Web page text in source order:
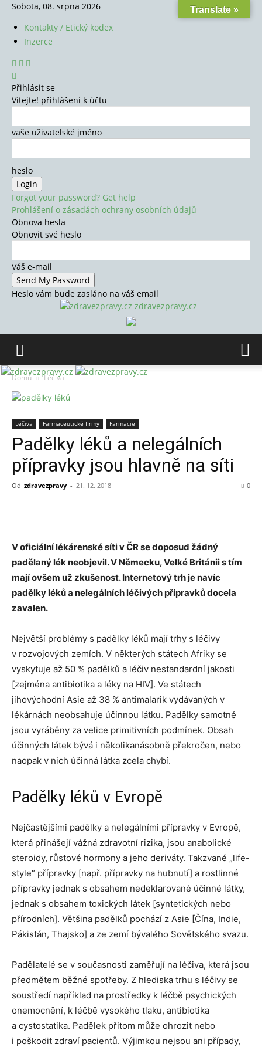
Sobota, 08. srpna 2026
Kontakty / Etický kodex
Inzerce
Přihlásit se
Vítejte! přihlášení k účtu
vaše uživatelské jméno
heslo
Forgot your password? Get help
Prohlášení o zásadách ochrany osobních údajů
Obnova hesla
Obnovit své heslo
Váš e-mail
Heslo vám bude zasláno na váš email
zdravezpravy.cz
Domů Léčiva
Léčiva Farmaceutické firmy Farmacie
Padělky léků a nelegálních
přípravky jsou hlavně na síti
Od zdravezpravy - 21. 12. 2018 0
V oficiální lékárenské síti v ČR se doposud žádný
padělaný lék neobjevil. V Německu, Velké Británii s tím
mají ovšem už zkušenost. Internetový trh je navíc
padělky léků a nelegálních léčivých přípravků docela
zavalen.
Největší problémy s padělky léků mají trhy s léčivy
v rozvojových zemích. V některých státech Afriky se
vyskytuje až 50 % padělků a léčiv nestandardní jakosti
[zejména antibiotika a léky na HIV]. Ve státech
jihovýchodní Asie až 38 % antimalarik vydávaných v
lékárnách neobsahuje účinnou látku. Padělky samotné
jsou vyráběny za velice primitivních podmínek. Obsah
účinných látek bývá i několikanásobně překročen, nebo
naopak v nich účinná látka zcela chybí.
Padělky léků v Evropě
Nejčastějšími padělky a nelegálními přípravky v Evropě,
která přinášejí vážná zdravotní rizika, jsou anabolické
steroidy, růstové hormony a jeho deriváty. Takzvané „life-
style“ přípravky [např. přípravky na hubnutí] a rostlinné
přípravky jednak s obsahem nedeklarované účinné látky,
jednak s obsahem toxických látek [syntetických nebo
přírodních]. Většina padělků pochází z Asie [Čína, Indie,
Pákistán, Thajsko] a ze zemí bývalého Sovětského svazu.
Padělatelé se v současnosti zaměřují na léčiva, která jsou
předmětem běžné spotřeby. Z hlediska trhu s léčivy se
soustředí například na prostředky k léčbě psychických
onemocnění, k léčbě vysokého tlaku, antibiotika
a cystostatika. Padělek přitom může ohrozit nebo
i poškodit zdraví pacientů. Výjimkou nejsou ani případy,
Translate »